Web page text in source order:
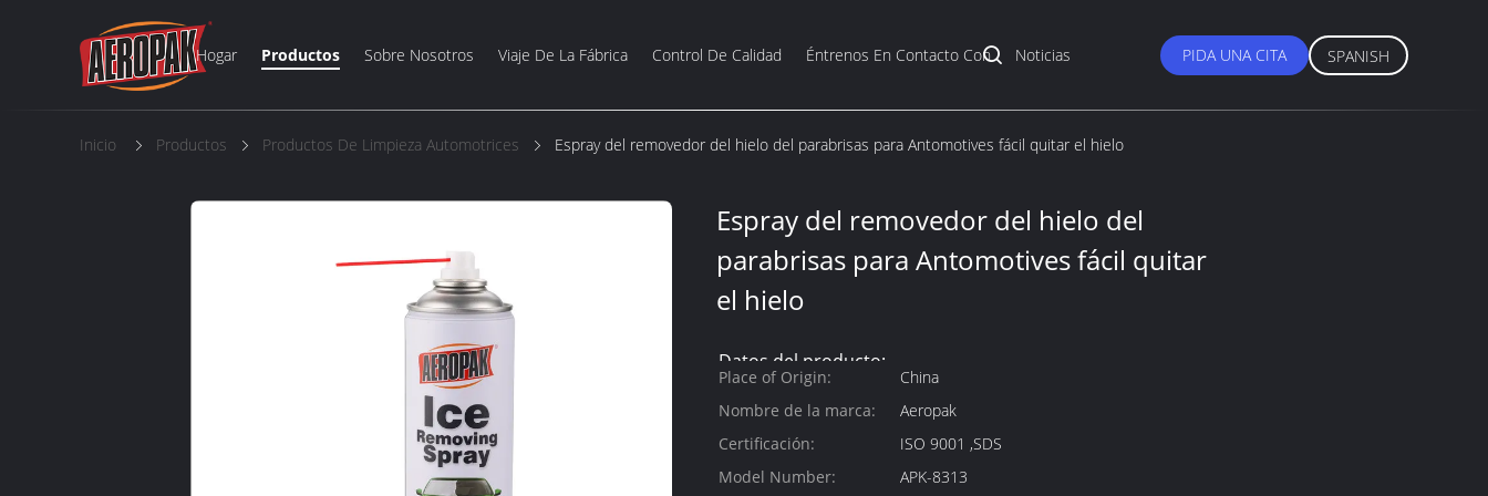
Hogar Productos Sobre Nosotros Viaje De La Fábrica Control De Calidad Éntrenos En Contacto Con Noticias PIDA UNA CITA SPANISH
Inicio Productos Productos De Limpieza Automotrices Espray del removedor del hielo del parabrisas para Antomotives fácil quitar el hielo
Espray del removedor del hielo del
parabrisas para Antomotives fácil quitar
el hielo
Datos del producto:
Place of Origin:
China
Nombre de la marca:
Aeropak
Certificación:
ISO 9001 ,SDS
Model Number:
APK-8313